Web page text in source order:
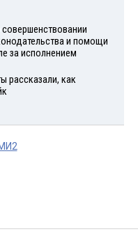
и помощи
за исполнением
рассказали, как